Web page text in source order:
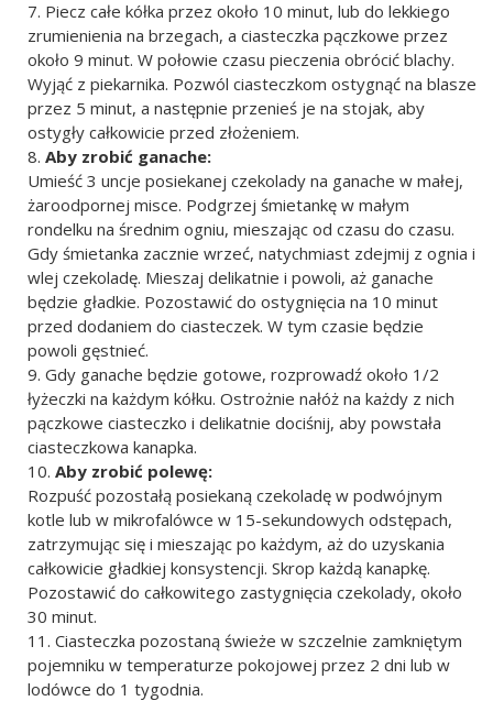
Piecz całe kółka przez około 10 minut, lub do lekkiego
zrumienienia na brzegach, a ciasteczka pączkowe przez
około 9 minut. W połowie czasu pieczenia obrócić blachy.
Wyjąć z piekarnika. Pozwól ciasteczkom ostygnąć na blasze
przez 5 minut, a następnie przenieś je na stojak, aby
ostygły całkowicie przed złożeniem.
Aby zrobić ganache:
Umieść 3 uncje posiekanej czekolady na ganache w małej,
żaroodpornej misce. Podgrzej śmietankę w małym
rondelku na średnim ogniu, mieszając od czasu do czasu.
Gdy śmietanka zacznie wrzeć, natychmiast zdejmij z ognia i
wlej czekoladę. Mieszaj delikatnie i powoli, aż ganache
będzie gładkie. Pozostawić do ostygnięcia na 10 minut
przed dodaniem do ciasteczek. W tym czasie będzie
powoli gęstnieć.
Gdy ganache będzie gotowe, rozprowadź około 1/2
łyżeczki na każdym kółku. Ostrożnie nałóż na każdy z nich
pączkowe ciasteczko i delikatnie dociśnij, aby powstała
ciasteczkowa kanapka.
Aby zrobić polewę:
Rozpuść pozostałą posiekaną czekoladę w podwójnym
kotle lub w mikrofalówce w 15-sekundowych odstępach,
zatrzymując się i mieszając po każdym, aż do uzyskania
całkowicie gładkiej konsystencji. Skrop każdą kanapkę.
Pozostawić do całkowitego zastygnięcia czekolady, około
30 minut.
Ciasteczka pozostaną świeże w szczelnie zamkniętym
pojemniku w temperaturze pokojowej przez 2 dni lub w
lodówce do 1 tygodnia.